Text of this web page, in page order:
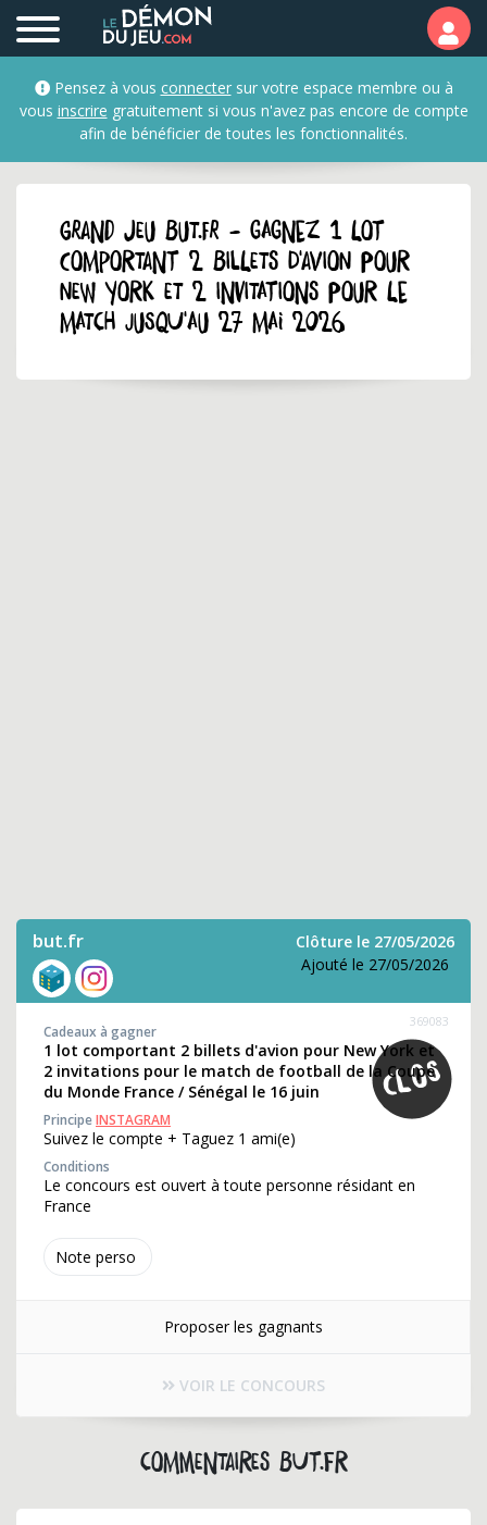
Pensez à vous connectersur votre espace membre ou à
vous inscrire gratuitement si vous n'avez pas encore de compte
afin de bénéficier de toutes les fonctionnalités.
GRAND JEU but.fr - Gagnez 1 lot
comportant 2 billets d'avion pour
New York et 2 invitations pour le
match jusqu'au 27 mai 2026
but.fr
Clôture le 27/05/2026
Ajouté le 27/05/2026
Note perso
369083
Cadeaux à gagner
1 lot comportant 2 billets d'avion pour New York et
2 invitations pour le match de football de la Coupe
du Monde France / Sénégal le 16 juin
PrincipeINSTAGRAM
Suivez le compte + Taguez 1 ami(e)
Conditions
Le concours est ouvert à toute personne résidant en
France
Proposer les gagnants
VOIR LE CONCOURS
Commentaires but.fr